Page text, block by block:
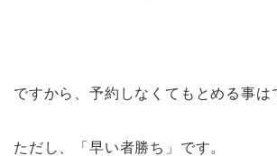
ですから、予約しなくてもとめる事は
ただし、「早い者勝ち」です。